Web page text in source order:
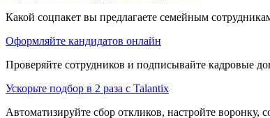
Какой соцпакет вы предлагаете семейным
Оформляйте кандидатов онлайн
Проверяйте сотрудников и подписывайте кадровые
Ускорьте подбор в 2 раза с Talantix
Автоматизируйте сбор откликов, настройте воронку,